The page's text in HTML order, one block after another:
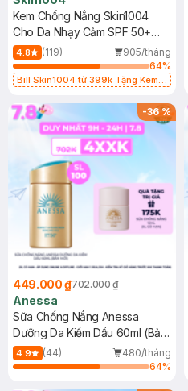
Kem Chống Nắng Skin1004
Cho Da Nhạy Cảm SPF 50+
50ml
4.8 (119)
905/tháng
64%
Bill Skin1004 từ 399k Tặng Kem
SPF 50+ 20ml (SL Có Hạn)
-36%
449.000 ₫702.000 ₫
Anessa
Sữa Chống Nắng Anessa
Dưỡng Da Kiềm Dầu 60ml (Bản
Mới)
4.9 (44)
480/tháng
64%